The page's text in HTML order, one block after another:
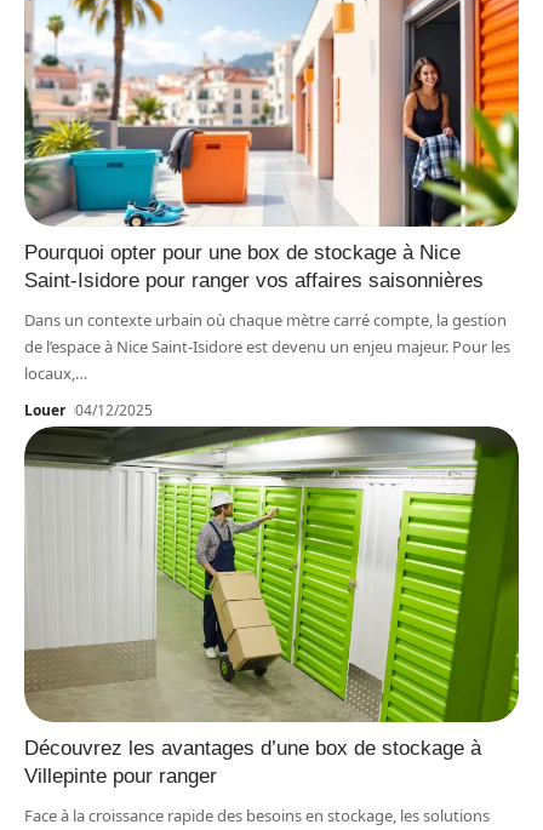
Pourquoi opter pour une box de stockage à Nice
Saint-Isidore pour ranger vos affaires saisonnières
Dans un contexte urbain où chaque mètre carré compte, la gestion
de l’espace à Nice Saint-Isidore est devenu un enjeu majeur. Pour les
locaux, …
Louer 04/12/2025
Découvrez les avantages d’une box de stockage à
Villepinte pour ranger
Face à la croissance rapide des besoins en stockage, les solutions